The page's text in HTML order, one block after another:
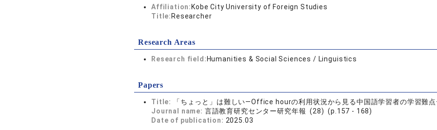
Affiliation: Kobe City University of Foreign Studies
Title: Researcher
Research Areas
Research field: Humanities & Social Sciences / Linguistics
Papers
Title:
「ちょっと」は難しい―Office hourの利用状況から見る中国語学習者の学習難
Journal name: 言語教育研究センター研究年報 (28) (p.157 - 168)
Date of publication: 2025.03